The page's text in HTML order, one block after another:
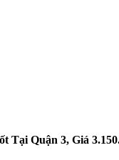
Tại Quận 3, Giá